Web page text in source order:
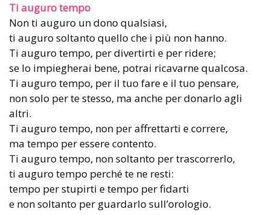
Ti auguro tempo
Non ti auguro un dono qualsiasi,
ti auguro soltanto quello che i più non hanno.
Ti auguro tempo, per divertirti e per ridere;
se lo impiegherai bene, potrai ricavarne qualcosa.
Ti auguro tempo, per il tuo fare e il tuo pensare,
non solo per te stesso, ma anche per donarlo agli
altri.
Ti auguro tempo, non per affrettarti e correre,
ma tempo per essere contento.
Ti auguro tempo, non soltanto per trascorrerlo,
ti auguro tempo perché te ne resti:
tempo per stupirti e tempo per fidarti
e non soltanto per guardarlo sull’orologio.